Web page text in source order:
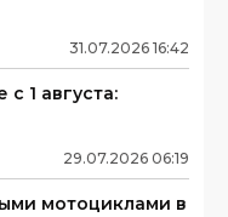
31.07.2026 16:42
1 августа:
29.07.2026 06:19
мотоциклами в